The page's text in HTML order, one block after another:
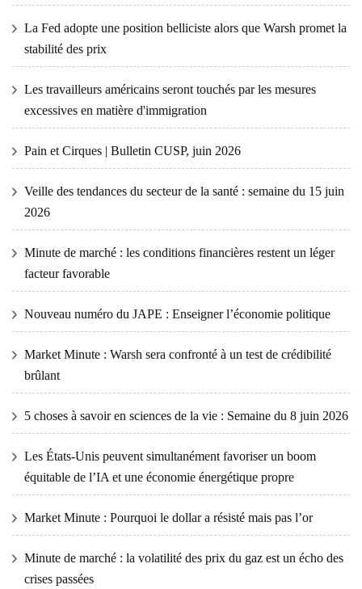
La Fed adopte une position belliciste alors que Warsh promet la
stabilité des prix
Les travailleurs américains seront touchés par les mesures
excessives en matière d'immigration
Pain et Cirques | Bulletin CUSP, juin 2026
Veille des tendances du secteur de la santé : semaine du 15 juin
2026
Minute de marché : les conditions financières restent un léger
facteur favorable
Nouveau numéro du JAPE : Enseigner l’économie politique
Market Minute : Warsh sera confronté à un test de crédibilité
brûlant
5 choses à savoir en sciences de la vie : Semaine du 8 juin 2026
Les États-Unis peuvent simultanément favoriser un boom
équitable de l’IA et une économie énergétique propre
Market Minute : Pourquoi le dollar a résisté mais pas l’or
Minute de marché : la volatilité des prix du gaz est un écho des
crises passées